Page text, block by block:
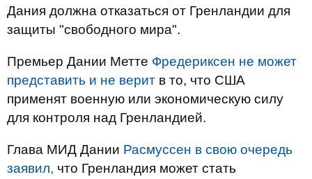
Дания должна отказаться от Гренландии для
защиты "свободного мира".
Премьер Дании Метте Фредериксен не может
представить и не верит в то, что США
применят военную или экономическую силу
для контроля над Гренландией.
Глава МИД Дании Расмуссен в свою очередь
заявил, что Гренландия может стать